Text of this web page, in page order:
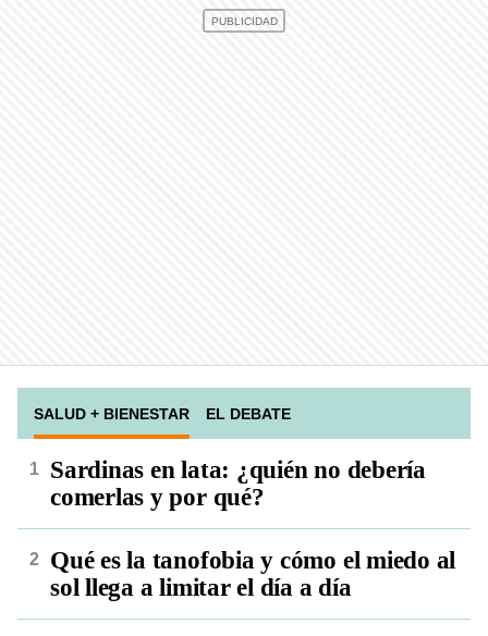
SALUD + BIENESTAR EL DEBATE
Sardinas en lata: ¿quién no debería
comerlas y por qué?
Qué es la tanofobia y cómo el miedo al
sol llega a limitar el día a día